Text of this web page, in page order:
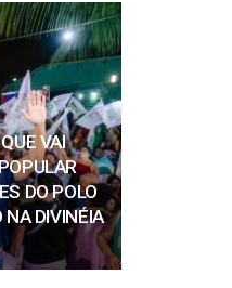
VAI
DO POLO
NA DIVINÉIA